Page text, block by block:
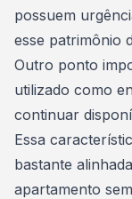
possuem
esse patrimônio
Outro ponto
utilizado como
continuar
Essa
bastante
apartamento